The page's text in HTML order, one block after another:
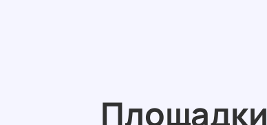
Площадки